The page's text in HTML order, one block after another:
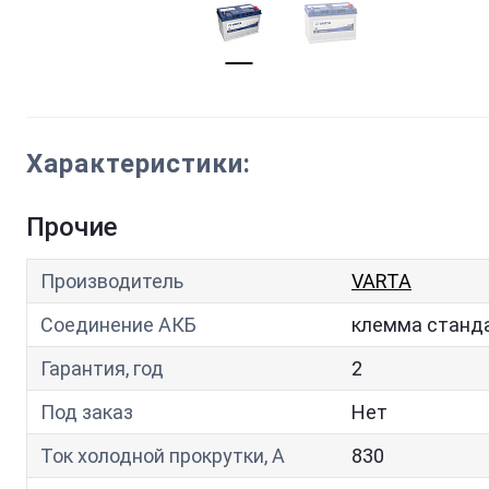
Характеристики:
Прочие
Производитель
VARTA
Соединение АКБ
клемма
Гарантия, год
2
Под заказ
Нет
Ток холодной прокрутки, A
830